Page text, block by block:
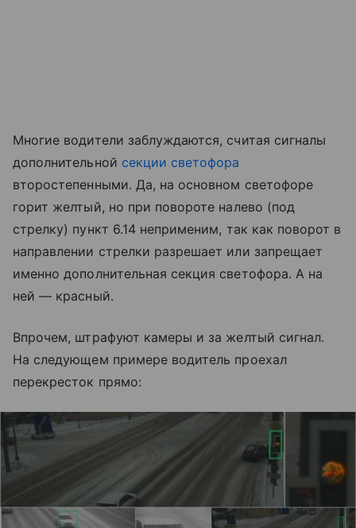
Многие водители заблуждаются, считая сигналы
дополнительной секции светофора
второстепенными. Да, на основном светофоре
горит желтый, но при повороте налево (под
стрелку) пункт 6.14 неприменим, так как поворот в
направлении стрелки разрешает или запрещает
именно дополнительная секция светофора. А на
ней — красный.
Впрочем, штрафуют камеры и за желтый сигнал.
На следующем примере водитель проехал
перекресток прямо: